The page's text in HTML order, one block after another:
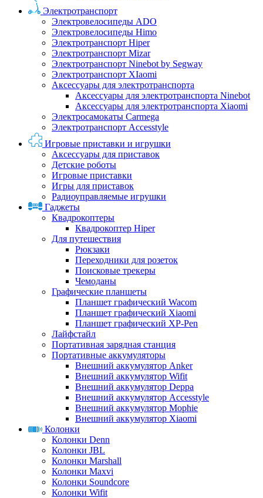
Электротранспорт
Электровелосипеды ADO
Электровелосипеды Himo
Электротранспорт Hiper
Электротранспорт Mizar
Электротранспорт Ninebot by Segway
Электротранспорт XIaomi
Аксессуары для электротранспорта
Аксессуары для электротранспорта Ninebot
Аксессуары для электротранспорта Xiaomi
Электросамокаты Carmega
Электротранспорт Accesstyle
Игровые приставки и игрушки
Аксессуары для приставок
Детские роботы
Игровые приставки
Игры для приставок
Радиоуправляемые игрушки
Гаджеты
Квадрокоптеры
Квадрокоптер Hiper
Для путешествия
Рюкзаки
Переходники для розеток
Поисковые трекеры
Чемоданы
Графические планшеты
Планшет графический Wacom
Планшет графический Xiaomi
Планшет графический XP-Pen
Лайфстайл
Портативная зарядная станция
Портативные аккумуляторы
Внешний аккумулятор Anker
Внешний аккумулятор Wifit
Внешний аккумулятор Deppa
Внешний аккумулятор Accesstyle
Внешний аккумулятор Mophie
Внешний аккумулятор Xiaomi
Колонки
Колонки Denn
Колонки JBL
Колонки Marshall
Колонки Maxvi
Колонки Soundcore
Колонки Wifit